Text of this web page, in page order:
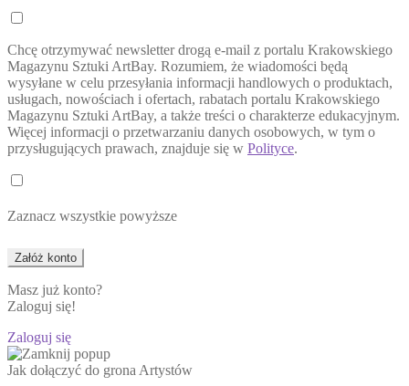
Chcę otrzymywać newsletter drogą e-mail z portalu Krakowskiego
Magazynu Sztuki ArtBay. Rozumiem, że wiadomości będą
wysyłane w celu przesyłania informacji handlowych o produktach,
usługach, nowościach i ofertach, rabatach portalu Krakowskiego
Magazynu Sztuki ArtBay, a także treści o charakterze edukacyjnym.
Więcej informacji o przetwarzaniu danych osobowych, w tym o
przysługujących prawach, znajduje się w Polityce.
Zaznacz wszystkie powyższe
Masz już konto?
Zaloguj się!
Zaloguj się
Jak dołączyć do grona Artystów